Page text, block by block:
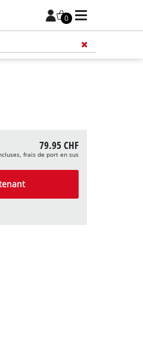
0
79.95 CHF
frais de port en sus